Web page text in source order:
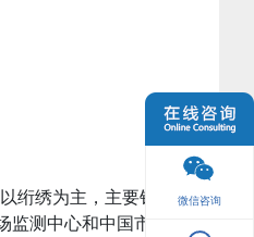
绗绣为主，主要销
监测中心和中国市
微信咨询